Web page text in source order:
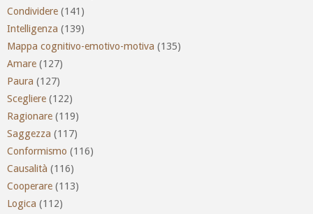
Condividere (141)
Intelligenza (139)
Mappa cognitivo-emotivo-motiva (135)
Amare (127)
Paura (127)
Scegliere (122)
Ragionare (119)
Saggezza (117)
Conformismo (116)
Causalità (116)
Cooperare (113)
Logica (112)